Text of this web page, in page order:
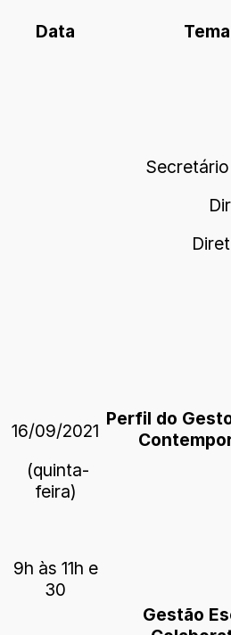
Data Tema
16/09/2021
(quinta-
feira)
9h às 11h e
30
Perfil do
Gestão